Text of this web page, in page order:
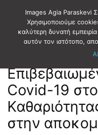
Αρχική ΔΗΜΟΤΙΚΑ ΝΕΑ
Covid-19
στην
Images Agia Paraskevi
Χρησιμοποιούμε
καλύτερη δυνατή
αυτόν τον ιστότοπο,